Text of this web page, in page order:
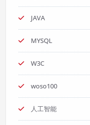
JAVA
MYSQL
W3C
woso100
人工智能